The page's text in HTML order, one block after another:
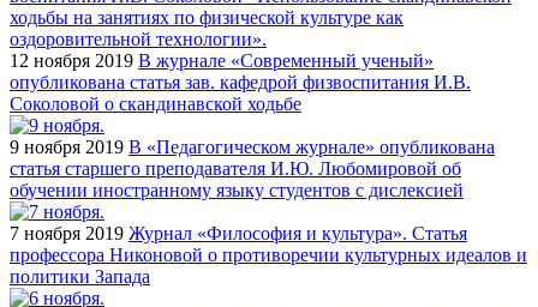
12 ноября 2019 В журнале «Современный ученый»
опубликована статья зав. кафедрой физвоспитания И.В.
Соколовой о скандинавской ходьбе
9 ноября 2019 В «Педагогическом журнале» опубликована
статья старшего преподавателя И.Ю. Любомировой об
обучении иностранному языку студентов с дислексией
7 ноября 2019 Журнал «Философия и культура». Статья
профессора Никоновой о противоречии культурных идеалов и
политики Запада